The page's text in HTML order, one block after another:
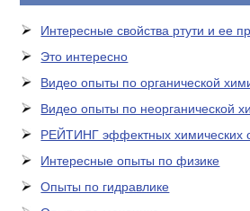
Интересные свойства ртути и ее
Это интересно
Видео опыты по органической
Видео опыты по неорганической
РЕЙТИНГ эффектных химических
Интересные опыты по физике
Опыты по гидравлике